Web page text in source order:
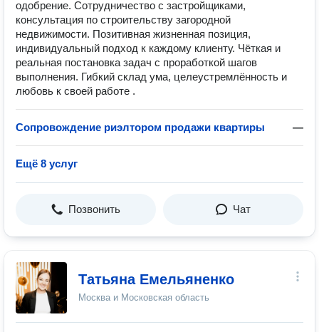
одобрение. Сотрудничество с застройщиками,
консультация по строительству загородной
недвижимости. Позитивная жизненная позиция,
индивидуальный подход к каждому клиенту. Чёткая и
реальная постановка задач с проработкой шагов
выполнения. Гибкий склад ума, целеустремлённость и
любовь к своей работе .
Сопровождение риэлтором продажи квартиры —
Ещё 8 услуг
Позвонить Чат
Татьяна Емельяненко
Москва и Московская область